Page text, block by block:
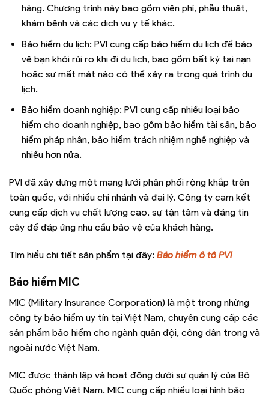
hàng. Chương trình này bao gồm viện phí, phẫu thuật,
khám bệnh và các dịch vụ y tế khác.
Bảo hiểm du lịch: PVI cung cấp bảo hiểm du lịch để bảo
vệ bạn khỏi rủi ro khi đi du lịch, bao gồm bất kỳ tai nạn
hoặc sự mất mát nào có thể xảy ra trong quá trình du
lịch.
Bảo hiểm doanh nghiệp: PVI cung cấp nhiều loại bảo
hiểm cho doanh nghiệp, bao gồm bảo hiểm tài sản, bảo
hiểm pháp nhân, bảo hiểm trách nhiệm nghề nghiệp và
nhiều hơn nữa.
PVI đã xây dựng một mạng lưới phân phối rộng khắp trên
toàn quốc, với nhiều chi nhánh và đại lý. Công ty cam kết
cung cấp dịch vụ chất lượng cao, sự tận tâm và đáng tin
cậy để đáp ứng nhu cầu bảo vệ của khách hàng.
Tìm hiểu chi tiết sản phẩm tại đây: Bảo hiểm ô tô PVI
Bảo hiểm MIC
MIC (Military Insurance Corporation) là một trong những
công ty bảo hiểm uy tín tại Việt Nam, chuyên cung cấp các
sản phẩm bảo hiểm cho ngành quân đội, công dân trong và
ngoài nước Việt Nam.
MIC được thành lập và hoạt động dưới sự quản lý của Bộ
Quốc phòng Việt Nam. MIC cung cấp nhiều loại hình bảo